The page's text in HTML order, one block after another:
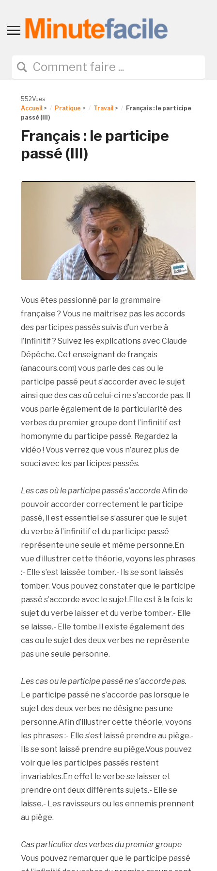
Toggle
navigation
552Vues
Accueil > Pratique > Travail >
Français : le participe
passé (III)
Français : le participe
passé (III)
Vous êtes passionné par la grammaire
française ? Vous ne maitrisez pas les accords
des participes passés suivis d’un verbe à
l’infinitif ? Suivez les explications avec Claude
Dépêche. Cet enseignant de français
(anacours.com) vous parle des cas ou le
participe passé peut s’accorder avec le sujet
ainsi que des cas où celui-ci ne s’accorde pas. Il
vous parle également de la particularité des
verbes du premier groupe dont l’infinitif est
homonyme du participe passé. Regardez la
vidéo ! Vous verrez que vous n’aurez plus de
souci avec les participes passés.
Les cas où le participe passé s’accordeAfin de
pouvoir accorder correctement le participe
passé, il est essentiel se s’assurer que le sujet
du verbe à l’infinitif et du participe passé
représente une seule et même personne.En
vue d’illustrer cette théorie, voyons les phrases
:- Elle s’est laissée tomber.- Ils se sont laissés
tomber. Vous pouvez constater que le participe
passé s’accorde avec le sujet.Elle est à la fois le
sujet du verbe laisser et du verbe tomber.- Elle
se laisse.- Elle tombe.Il existe également des
cas ou le sujet des deux verbes ne représente
pas une seule personne.
Les cas ou le participe passé ne s’accorde pas.
Le participe passé ne s’accorde pas lorsque le
sujet des deux verbes ne désigne pas une
personne.Afin d’illustrer cette théorie, voyons
les phrases :- Elle s’est laissé prendre au piège.-
Ils se sont laissé prendre au piège.Vous pouvez
voir que les participes passés restent
invariables.En effet le verbe se laisser et
prendre ont deux différents sujets.- Elle se
laisse.- Les ravisseurs ou les ennemis prennent
au piège.
Cas particulier des verbes du premier groupe
Vous pouvez remarquer que le participe passé